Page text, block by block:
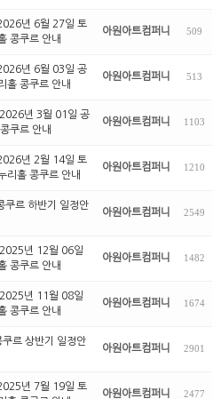
년 6월 27일 토
콩쿠르 안내
아원아트컴퍼니 509
년 6월 03일 공
홀 콩쿠르 안내
아원아트컴퍼니 513
년 3월 01일 공
쿠르 안내
아원아트컴퍼니 1103
년 2월 14일 토
리홀 콩쿠르 안내
아원아트컴퍼니 1210
쿠르 하반기 일정안
아원아트컴퍼니 2549
년 12월 06일
콩쿠르 안내
아원아트컴퍼니 1482
년 11월 08일
콩쿠르 안내
아원아트컴퍼니 1674
르 상반기 일정안
아원아트컴퍼니 2901
년 7월 19일 토
아원아트컴퍼니 2477